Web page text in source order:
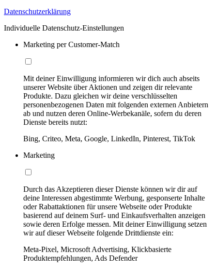
Datenschutzerklärung
Individuelle Datenschutz-Einstellungen
Marketing per Customer-Match
Mit deiner Einwilligung informieren wir dich auch abseits
unserer Website über Aktionen und zeigen dir relevante
Produkte. Dazu gleichen wir deine verschlüsselten
personenbezogenen Daten mit folgenden externen Anbietern
ab und nutzen deren Online-Werbekanäle, sofern du deren
Dienste bereits nutzt:
Bing, Criteo, Meta, Google, LinkedIn, Pinterest, TikTok
Marketing
Durch das Akzeptieren dieser Dienste können wir dir auf
deine Interessen abgestimmte Werbung, gesponserte Inhalte
oder Rabattaktionen für unsere Webseite oder Produkte
basierend auf deinem Surf- und Einkaufsverhalten anzeigen
sowie deren Erfolge messen. Mit deiner Einwilligung setzen
wir auf dieser Webseite folgende Drittdienste ein:
Meta-Pixel, Microsoft Advertising, Klickbasierte
Produktempfehlungen, Ads Defender